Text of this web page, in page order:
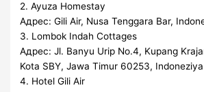
2. Ayuza Homestay
Адрес: Gili Air, Nusa Tenggara Bar,
3. Lombok Indah Cottages
Адрес: Jl. Banyu Urip No.4, Kupang
Kota SBY, Jawa Timur 60253, Іndonezіya
4. Hotel Gili Air